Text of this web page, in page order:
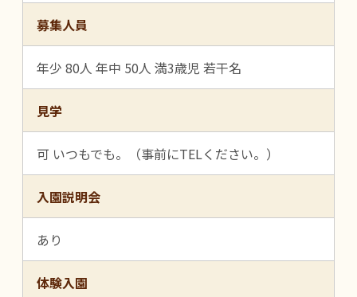
募集人員
年少 80人 年中 50人 満3歳児 若干名
見学
可 いつもでも。（事前にTELください。）
入園説明会
あり
体験入園